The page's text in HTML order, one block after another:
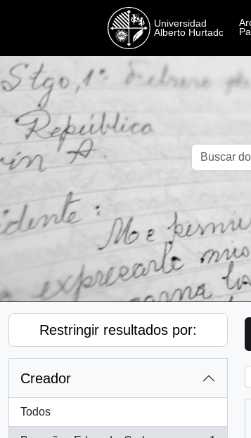
Restringir resultados por:
Creador
Todos